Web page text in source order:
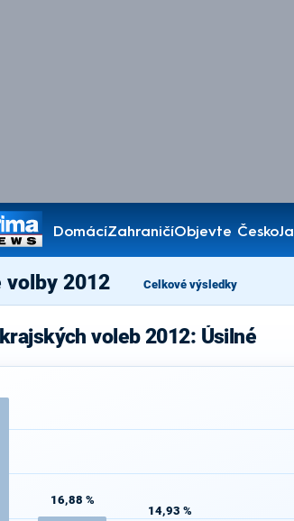
DomácíZahraničíObjevte Česko
Pořady
volby 2012 Celkové výsledky
voleb 2012: Úsilné
16,88 %
14,93 %